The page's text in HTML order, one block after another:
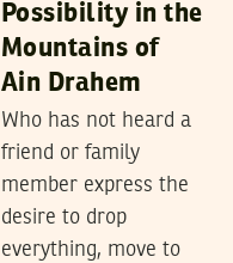
Possibility in the
Mountains of
Ain Drahem
Who has not heard a
friend or family
member express the
desire to drop
everything, move to